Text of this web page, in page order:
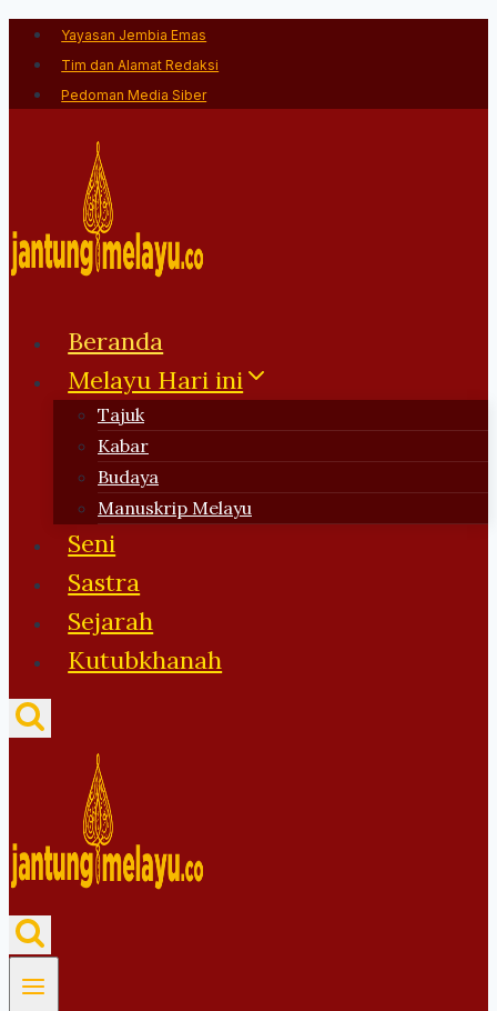
Skip
content
Yayasan Jembia Emas
Tim dan Alamat Redaksi
Pedoman Media Siber
Beranda
Melayu Hari ini
Tajuk
Kabar
Budaya
Manuskrip Melayu
Seni
Sastra
Sejarah
Kutubkhanah